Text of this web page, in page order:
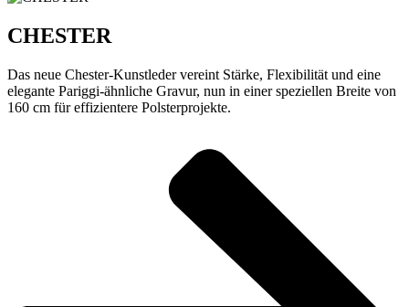
CHESTER
Das neue Chester-Kunstleder vereint Stärke, Flexibilität und eine
elegante Pariggi-ähnliche Gravur, nun in einer speziellen Breite von
160 cm für effizientere Polsterprojekte.